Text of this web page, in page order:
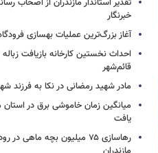
تقدیر استاندار مازندران از اصحاب
خبرنگار
آغاز بزرگ‌ترین عملیات بهسازی
احداث نخستین کارخانه بازیافت زباله
قائم‌شهر
مادر شهید رمضانی در نکا به
میانگین زمان خاموشی برق در
یافت
رهاسازی ۷۵ میلیون بچه ماهی